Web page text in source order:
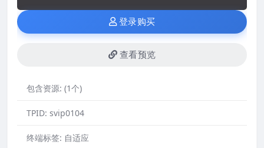
登录购买
查看预览
包含资源: (1个)
TPID: svip0104
终端标签: 自适应